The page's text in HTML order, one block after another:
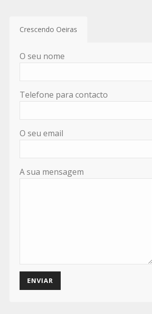
Crescendo Oeiras
O seu nome
Telefone para contacto
O seu email
A sua mensagem